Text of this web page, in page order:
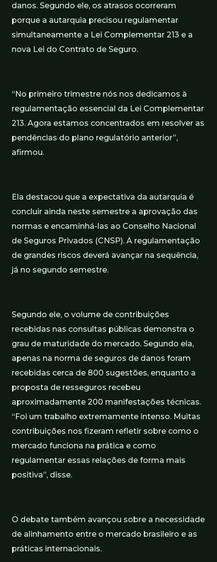
danos. Segundo ele, os atrasos ocorreram
porque a autarquia precisou regulamentar
simultaneamente a Lei Complementar 213 e a
nova Lei do Contrato de Seguro.
“No primeiro trimestre nós nos dedicamos à
regulamentação essencial da Lei Complementar
213. Agora estamos concentrados em resolver as
pendências do plano regulatório anterior”,
afirmou.
Ela destacou que a expectativa da autarquia é
concluir ainda neste semestre a aprovação das
normas e encaminhá-las ao Conselho Nacional
de Seguros Privados (CNSP). A regulamentação
de grandes riscos deverá avançar na sequência,
já no segundo semestre.
Segundo ele, o volume de contribuições
recebidas nas consultas públicas demonstra o
grau de maturidade do mercado. Segundo ela,
apenas na norma de seguros de danos foram
recebidas cerca de 800 sugestões, enquanto a
proposta de resseguros recebeu
aproximadamente 200 manifestações técnicas.
“Foi um trabalho extremamente intenso. Muitas
contribuições nos fizeram refletir sobre como o
mercado funciona na prática e como
regulamentar essas relações de forma mais
positiva”, disse.
O debate também avançou sobre a necessidade
de alinhamento entre o mercado brasileiro e as
práticas internacionais.